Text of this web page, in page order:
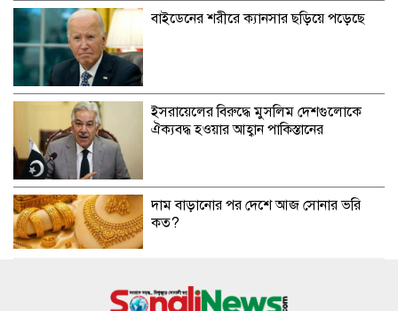
বাইডেনের শরীরে ক্যানসার ছড়িয়ে পড়েছে
ইসরায়েলের বিরুদ্ধে মুসলিম দেশগুলোকে
ঐক্যবদ্ধ হওয়ার আহ্বান পাকিস্তানের
দাম বাড়ানোর পর দেশে আজ সোনার ভরি
কত?
সাগরে লঘুচাপ, বৃষ্টি নিয়ে যে বার্তা দিল